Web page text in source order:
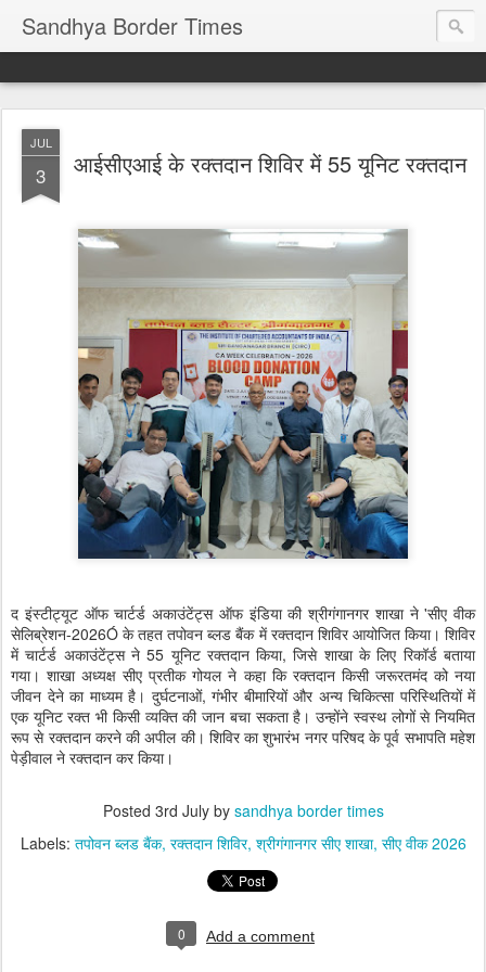
Sandhya Border Times
JUL
3 आईसीएआई के रक्तदान शिविर में 55 यूनिट रक्तदान
द इंस्टीट्यूट ऑफ चार्टर्ड अकाउंटेंट्स ऑफ इंडिया की श्रीगंगानगर शाखा ने 'सीए वीक
सेलिब्रेशन-2026Ó के तहत तपोवन ब्लड बैंक में रक्तदान शिविर आयोजित किया। शिविर
में चार्टर्ड अकाउंटेंट्स ने 55 यूनिट रक्तदान किया, जिसे शाखा के लिए रिकॉर्ड बताया
गया। शाखा अध्यक्ष सीए प्रतीक गोयल ने कहा कि रक्तदान किसी जरूरतमंद को नया
जीवन देने का माध्यम है। दुर्घटनाओं, गंभीर बीमारियों और अन्य चिकित्सा परिस्थितियों में
एक यूनिट रक्त भी किसी व्यक्ति की जान बचा सकता है। उन्होंने स्वस्थ लोगों से नियमित
रूप से रक्तदान करने की अपील की। शिविर का शुभारंभ नगर परिषद के पूर्व सभापति महेश
पेड़ीवाल ने रक्तदान कर किया।
Posted 3rd Julyby sandhya border times
Labels: तपोवन ब्लड बैंक रक्तदान शिविर श्रीगंगानगर सीए शाखा सीए वीक 2026
0 Add a comment